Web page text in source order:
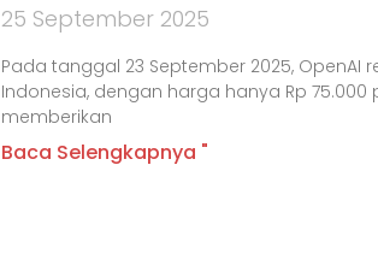
25 September 2025
Pada tanggal 23 September 2025, OpenAI
Indonesia, dengan harga hanya Rp 75.000
memberikan
Baca Selengkapnya "